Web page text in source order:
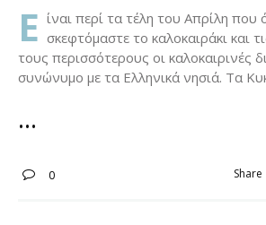
Ε ίναι περί τα τέλη του Απρίλη που
σκεφτόμαστε το καλοκαιράκι και
τους περισσότερους οι καλοκαιρινές
συνώνυμο με τα Ελληνικά νησιά. Τα
0 Share